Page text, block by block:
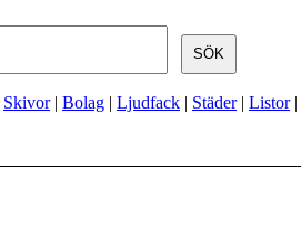
Skivor| Bolag | Ljudfack | Städer| Listor|